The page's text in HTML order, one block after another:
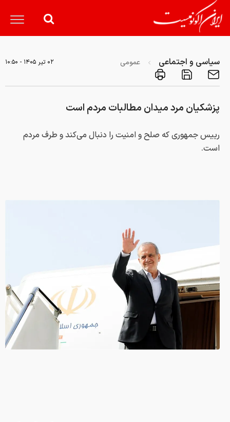
سیاسی و اجتماعی عمومی ۰۲ تير ۱۴۰۵ - ۱۰:۵۰
پزشکیان مرد میدان مطالبات مردم است
رییس جمهوری که صلح و امنیت را دنبال می‌کند و طرف مردم
است.